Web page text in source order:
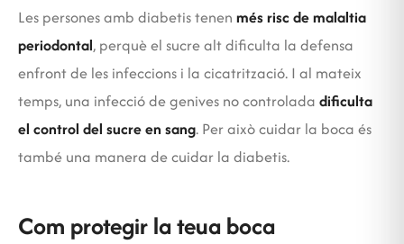
Les persones amb diabetis tenen més risc de malaltia
periodontal, perquè el sucre alt dificulta la defensa
enfront de les infeccions i la cicatrització. I al mateix
temps, una infecció de genives no controlada dificulta
el control del sucre en sang. Per això cuidar la boca és
també una manera de cuidar la diabetis.
Com protegir la teua boca